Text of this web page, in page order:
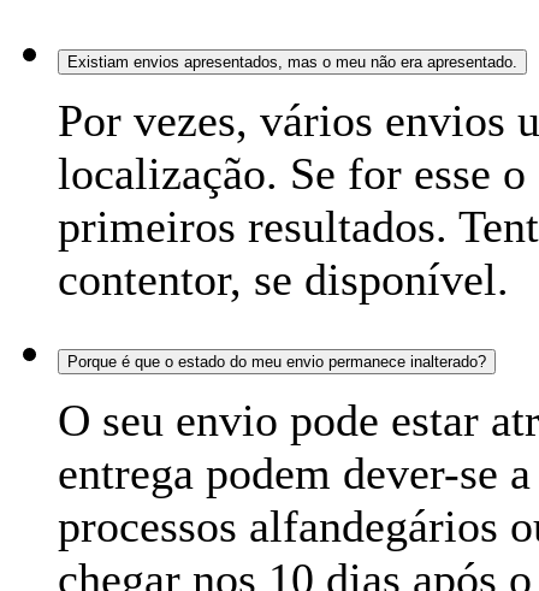
Existiam envios apresentados, mas o meu não era apresentado.
Por vezes, vários envios
localização. Se for esse o
primeiros resultados.
contentor, se disponível.
Porque é que o estado do meu envio permanece inalterado?
O seu envio pode estar
entrega podem dever-se
processos alfandegários
chegar nos 10 dias após